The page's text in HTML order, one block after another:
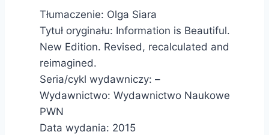
Tłumaczenie: Olga Siara
Tytuł oryginału: Information is Beautiful.
New Edition. Revised, recalculated and
reimagined.
Seria/cykl wydawniczy: –
Wydawnictwo: Wydawnictwo Naukowe
PWN
Data wydania: 2015